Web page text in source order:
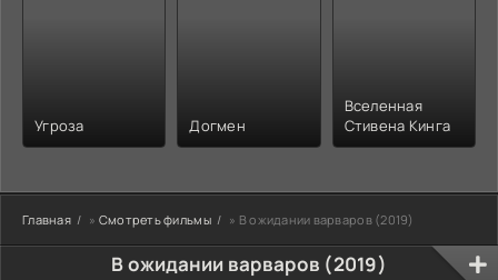
Угроза Догмен
Вселенная
Стивена Кинга
Главная » Смотреть фильмы » В ожидании варваров (2019)
В ожидании варваров (2019)